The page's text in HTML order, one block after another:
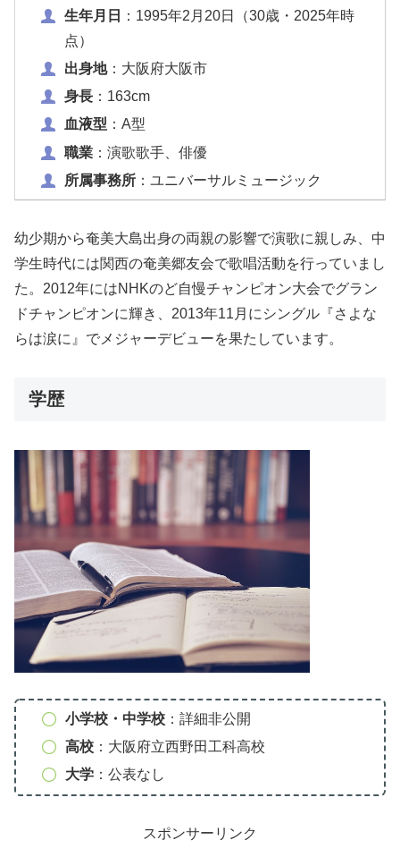
生年月日
：1995年2月20日（30歳・2025年時
点）
出身地：大阪府大阪市
身長：163cm
血液型 ：A型
職業：演歌歌手、俳優
所属事務所：ユニバーサルミュージック
幼少期から奄美大島出身の両親の影響で演歌に親しみ、中
学生時代には関西の奄美郷友会で歌唱活動を行っていまし
た。2012年にはNHKのど自慢チャンピオン大会でグラン
ドチャンピオンに輝き、2013年11月にシングル『さよな
らは涙に』でメジャーデビューを果たしています。
学歴
小学校・中学校：詳細非公開
高校：大阪府立西野田工科高校
大学：公表なし
スポンサーリンク